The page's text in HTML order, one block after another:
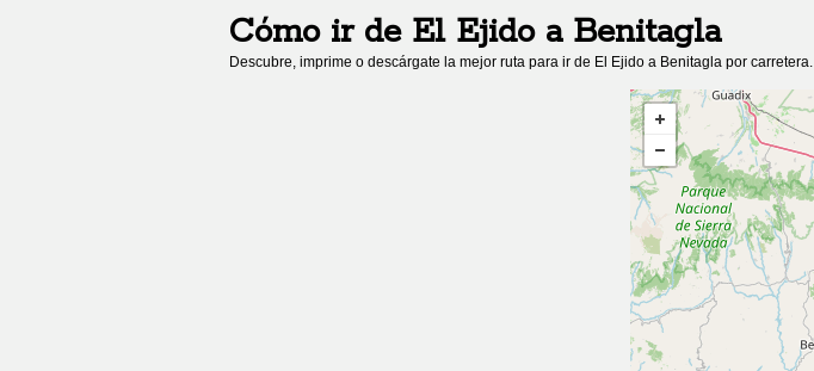
Cómo ir de El Ejidoa Benitagla
Descubre, imprime o descárgate la mejor ruta para ir de El Ejido a Benitagla por carretera.